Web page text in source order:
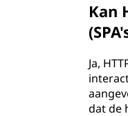
Kan
Ja,
dat de